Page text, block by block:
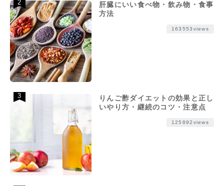
肝臓にいい食べ物・飲み物・食事
方法
163553views
りんご酢ダイエットの効果と正し
いやり方・継続のコツ・注意点
125892views